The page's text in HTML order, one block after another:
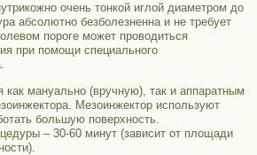
очень тонкой иглой диаметром до
абсолютно безболезненна и не требует
пороге может проводиться
при помощи специального
как мануально (вручную), так и аппаратным
Мезоинжектор используют
большую поверхность.
– 30-60 минут (зависит от площади